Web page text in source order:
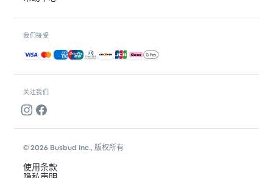
关注我们
我们接受
接受的付款方式
© 2026 Busbud Inc., 版权所有
使用条款